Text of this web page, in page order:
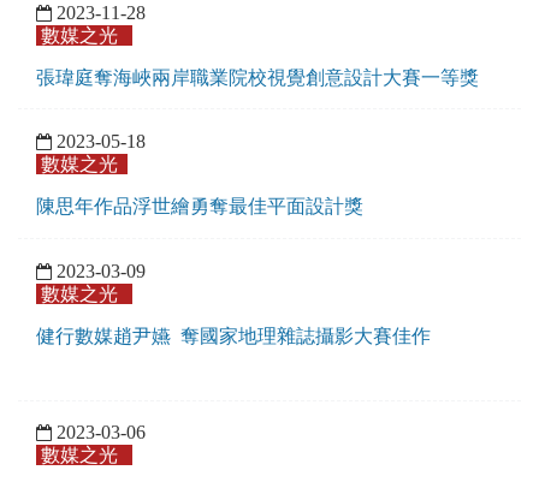
2023-11-28
數媒之光
張瑋庭奪海峽兩岸職業院校視覺創意設計大賽一等獎
2023-05-18
數媒之光
陳思年作品浮世繪勇奪最佳平面設計獎
2023-03-09
數媒之光
健行數媒趙尹嬿 奪國家地理雜誌攝影大賽佳作
2023-03-06
數媒之光